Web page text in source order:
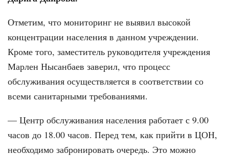
Отметим, что мониторинг не выявил высокой
концентрации населения в данном учреждении.
Кроме того, заместитель руководителя учреждения
Марлен Нысанбаев заверил, что процесс
обслуживания осуществляется в соответствии со
всеми санитарными требованиями.
— Центр обслуживания населения работает с 9.00
часов до 18.00 часов. Перед тем, как прийти в ЦОН,
необходимо забронировать очередь. Это можно